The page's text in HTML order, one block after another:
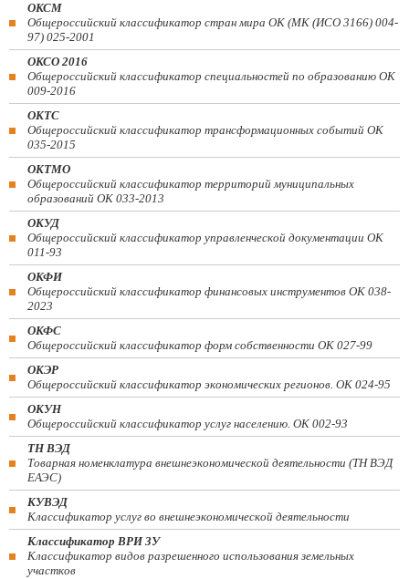
ОКСМ
Общероссийский классификатор стран мира ОК (МК (ИСО 3166) 004-
97) 025-2001
ОКСО 2016
Общероссийский классификатор специальностей по образованию ОК
009-2016
ОКТС
Общероссийский классификатор трансформационных событий ОК
035-2015
ОКТМО
Общероссийский классификатор территорий муниципальных
образований ОК 033-2013
ОКУД
Общероссийский классификатор управленческой документации ОК
011-93
ОКФИ
Общероссийский классификатор финансовых инструментов OK 038-
2023
ОКФС
Общероссийский классификатор форм собственности ОК 027-99
ОКЭР
Общероссийский классификатор экономических регионов. ОК 024-95
ОКУН
Общероссийский классификатор услуг населению. ОК 002-93
ТН ВЭД
Товарная номенклатура внешнеэкономической деятельности (ТН ВЭД
ЕАЭС)
КУВЭД
Классификатор услуг во внешнеэкономической деятельности
Классификатор ВРИ ЗУ
Классификатор видов разрешенного использования земельных
участков